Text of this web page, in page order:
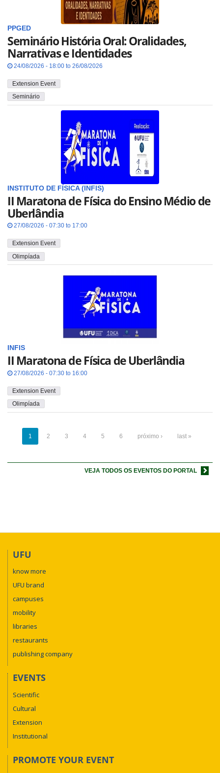
PPGED
Seminário História Oral: Oralidades,
Narrativas e Identidades
24/08/2026 - 18:00 to 26/08/2026
Extension Event
Seminário
INSTITUTO DE FÍSICA (INFIS)
II Maratona de Física do Ensino Médio de
Uberlândia
27/08/2026 - 07:30 to 17:00
Extension Event
Olimpíada
INFIS
II Maratona de Física de Uberlândia
27/08/2026 - 07:30 to 16:00
Extension Event
Olimpíada
1 2 3 4 5 6 próximo › last »
VEJA TODOS OS EVENTOS DO PORTAL
UFU
know more
UFU brand
campuses
mobility
libraries
restaurants
publishing company
EVENTS
Scientific
Cultural
Extension
Institutional
PROMOTE YOUR EVENT